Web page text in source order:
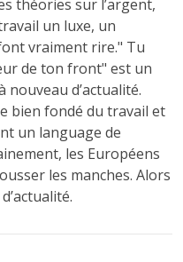
théories sur l’argent,
un luxe, un
vraiment rire." Tu
de ton front" est un
d’actualité.
bien fondé du travail et
un language de
les Européens
les manches. Alors